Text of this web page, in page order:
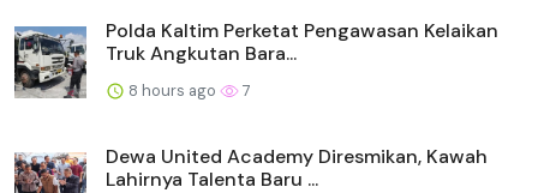
Polda Kaltim Perketat Pengawasan Kelaikan
Truk Angkutan Bara...
8 hours ago 7
Dewa United Academy Diresmikan, Kawah
Lahirnya Talenta Baru ...